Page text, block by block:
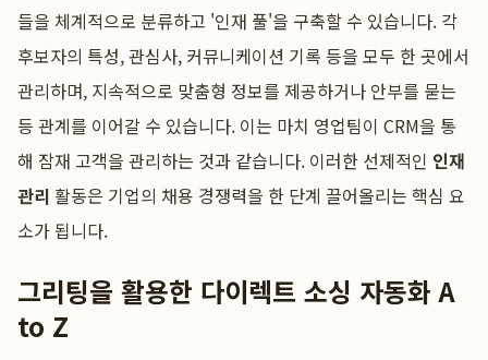
들을 체계적으로 분류하고 '인재 풀'을 구축할 수 있습니다. 각
후보자의 특성, 관심사, 커뮤니케이션 기록 등을 모두 한 곳에서
관리하며, 지속적으로 맞춤형 정보를 제공하거나 안부를 묻는
등 관계를 이어갈 수 있습니다. 이는 마치 영업팀이 CRM을 통
해 잠재 고객을 관리하는 것과 같습니다. 이러한 선제적인 인재
관리 활동은 기업의 채용 경쟁력을 한 단계 끌어올리는 핵심 요
소가 됩니다.
그리팅을 활용한 다이렉트 소싱 자동화 A
to Z